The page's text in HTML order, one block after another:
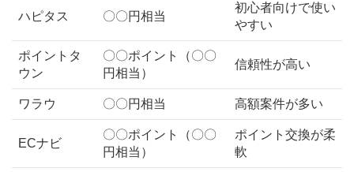
ハピタス 〇〇円相当
初心者向けで使い
やすい
ポイントタ
ウン
〇〇ポイント（〇〇
円相当）
信頼性が高い
ワラウ 〇〇円相当 高額案件が多い
ECナビ
〇〇ポイント（〇〇
円相当）
ポイント交換が柔
軟